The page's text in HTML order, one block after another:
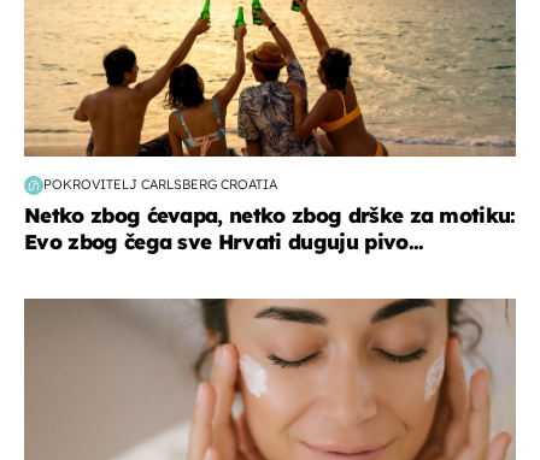
POKROVITELJ CARLSBERG CROATIA
Netko zbog ćevapa, netko zbog drške za motiku:
Evo zbog čega sve Hrvati duguju pivo...
moda & ljepota